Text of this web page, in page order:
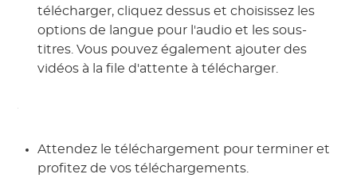
télécharger, cliquez dessus et choisissez les
options de langue pour l'audio et les sous-
titres. Vous pouvez également ajouter des
vidéos à la file d'attente à télécharger.
Attendez le téléchargement pour terminer et
profitez de vos téléchargements.